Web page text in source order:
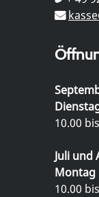
10.00
Juli und
Montag
10.00